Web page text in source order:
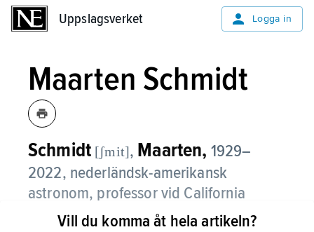
Uppslagsverket Logga in
Maarten Schmidt
Schmidt [ʃmit], Maarten, 1929–
2022, nederländsk-amerikansk
astronom, professor vid California
Institute of Technology från 1959.
Vill du komma åt hela artikeln?